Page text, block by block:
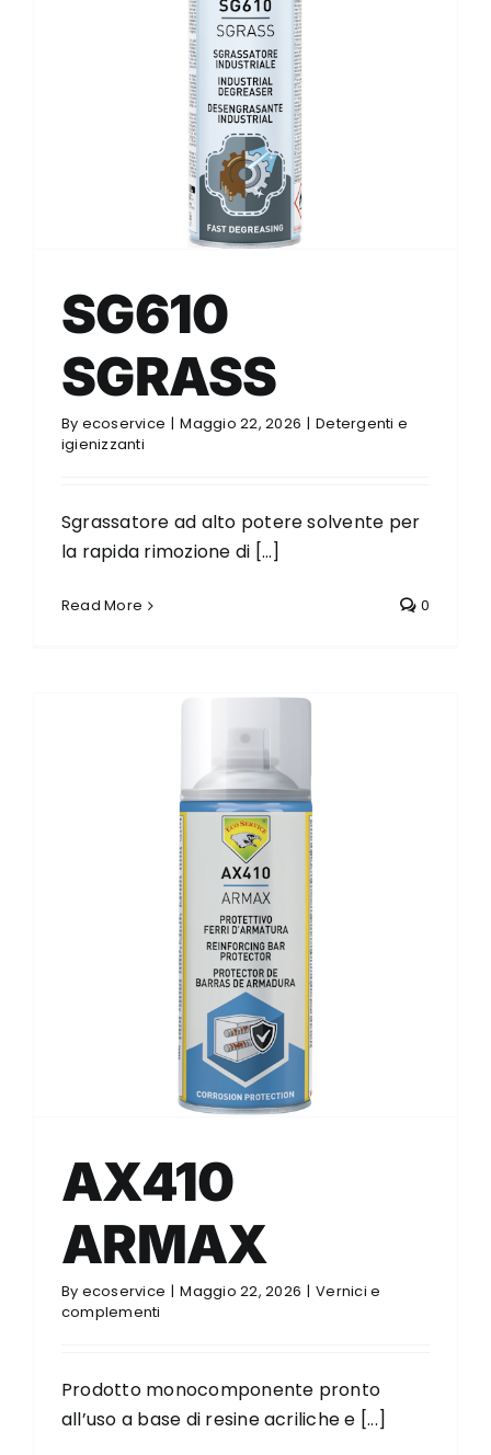
SG610
SGRASS
By ecoservice | Maggio 22, 2026 | Detergenti e
igienizzanti
Sgrassatore ad alto potere solvente per
la rapida rimozione di [...]
Read More 0
AX410
ARMAX
By ecoservice | Maggio 22, 2026 | Vernici e
complementi
Prodotto monocomponente pronto
all’uso a base di resine acriliche e [...]